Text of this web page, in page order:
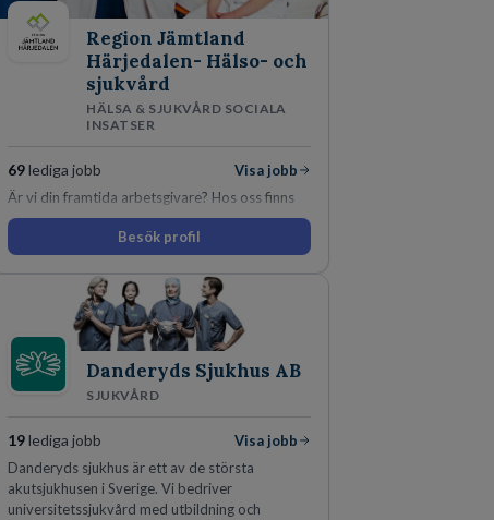
Region Jämtland
Härjedalen- Hälso- och
sjukvård
HÄLSA & SJUKVÅRD SOCIALA
INSATSER
69lediga jobb
Visa jobb
Är vi din framtida arbetsgivare? Hos oss finns
engagemang, vilja och hjärta. Här uppmuntras
du alltid till utveckling! Vårt forskningsklimat är
oförskämt bra. Erfarna och engagerande
medarbetare gör att utvecklingen hos oss går i
snabb takt. Här hittar du en av landets mest
spännande arbetsplatser!
Besök profil
Danderyds Sjukhus AB
SJUKVÅRD
19lediga jobb
Visa jobb
Danderyds sjukhus är ett av de största
akutsjukhusen i Sverige. Vi bedriver
universitetssjukvård med utbildning och